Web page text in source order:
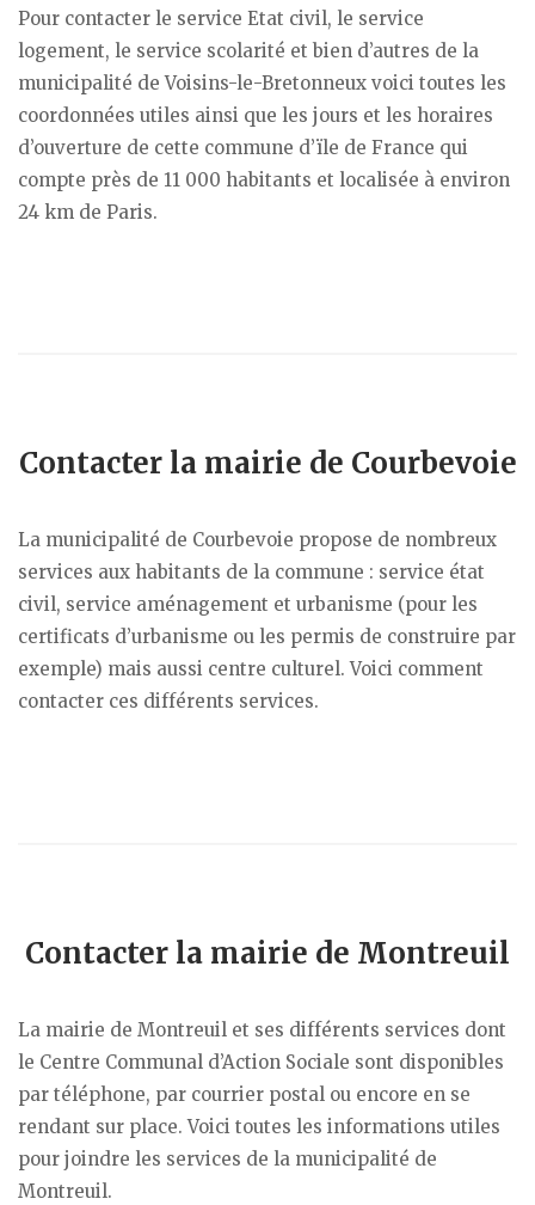
Pour contacter le service Etat civil, le service
logement, le service scolarité et bien d’autres de la
municipalité de Voisins-le-Bretonneux voici toutes les
coordonnées utiles ainsi que les jours et les horaires
d’ouverture de cette commune d’ïle de France qui
compte près de 11 000 habitants et localisée à environ
24 km de Paris.
Contacter la mairie de Courbevoie
La municipalité de Courbevoie propose de nombreux
services aux habitants de la commune : service état
civil, service aménagement et urbanisme (pour les
certificats d’urbanisme ou les permis de construire par
exemple) mais aussi centre culturel. Voici comment
contacter ces différents services.
Contacter la mairie de Montreuil
La mairie de Montreuil et ses différents services dont
le Centre Communal d’Action Sociale sont disponibles
par téléphone, par courrier postal ou encore en se
rendant sur place. Voici toutes les informations utiles
pour joindre les services de la municipalité de
Montreuil.